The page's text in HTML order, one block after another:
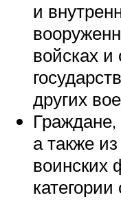
и
войсках и
других
а также
воинских